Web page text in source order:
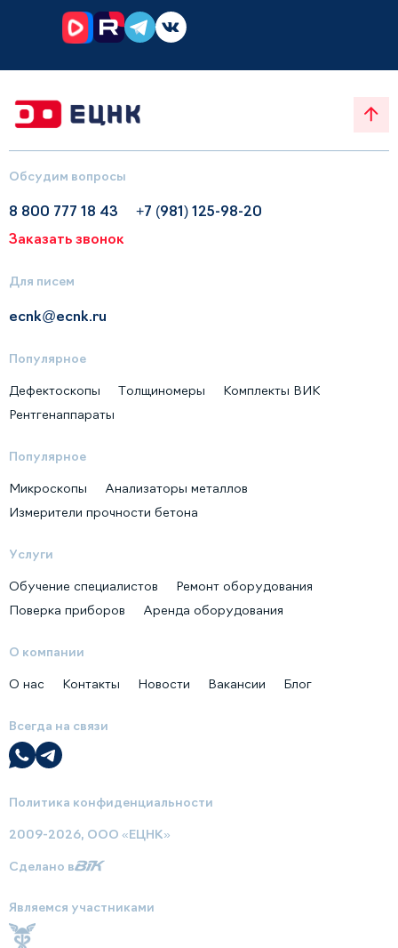
Обсудим вопросы
8 800 777 18 43
+7 (981) 125-98-20
Заказать звонок
Для писем
ecnk@ecnk.ru
Популярное
Дефектоскопы Толщиномеры
Комплекты ВИК
Рентгенаппараты
Популярное
Микроскопы
Анализаторы металлов
Измерители прочности бетона
Услуги
Обучение специалистов
Ремонт оборудования
Поверка приборов
Аренда оборудования
О компании
О нас Контакты Новости Вакансии Блог
Всегда на связи
Политика конфиденциальности
2009-2026, ООО «ЕЦНК»
Сделано в
Являемся участниками